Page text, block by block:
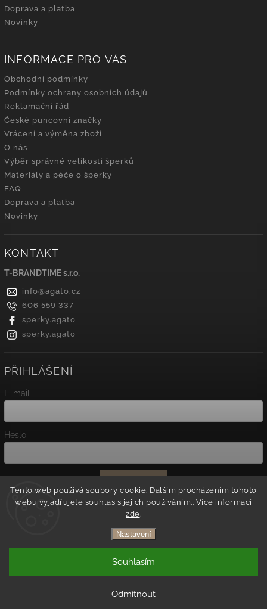
Tento web používá soubory cookie. Dalším procházením tohoto
webu vyjadřujete souhlas s jejich používáním.. Více informací
zde.
Nastavení
Odmítnout
Souhlasím
Doprava a platba
Novinky
INFORMACE PRO VÁS
Obchodní podmínky
Podmínky ochrany osobních údajů
Reklamační řád
České puncovní značky
Vrácení a výměna zboží
O nás
Výběr správné velikosti šperků
Materiály a péče o šperky
FAQ
Doprava a platba
Novinky
KONTAKT
T-BRANDTIME s.r.o.
info@agato.cz
606 559 337
sperky.agato
sperky.agato
PŘIHLÁŠENÍ
E-mail
Heslo
Nová registrace